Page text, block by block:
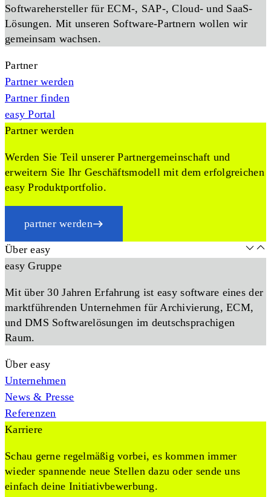
Softwarehersteller für ECM-, SAP-, Cloud- und SaaS-
Lösungen. Mit unseren Software-Partnern wollen wir
gemeinsam wachsen.
Partner
Partner werden
Partner finden
easy Portal
Partner werden
Werden Sie Teil unserer Partnergemeinschaft und
erweitern Sie Ihr Geschäftsmodell mit dem erfolgreichen
easy Produktportfolio.
partner werden
Über easy
easy Gruppe
Mit über 30 Jahren Erfahrung ist easy software eines der
marktführenden Unternehmen für Archivierung, ECM,
und DMS Softwarelösungen im deutschsprachigen
Raum.
Über easy
Unternehmen
News & Presse
Referenzen
Karriere
Schau gerne regelmäßig vorbei, es kommen immer
wieder spannende neue Stellen dazu oder sende uns
einfach deine Initiativbewerbung.